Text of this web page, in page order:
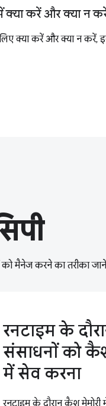
क्या करें और क्या न
क्या करें और क्या न करें,
मैनेज करने का तरीका
रनटाइम के
संसाधनों को
में सेव करना
रनटाइम के दौरान कैश